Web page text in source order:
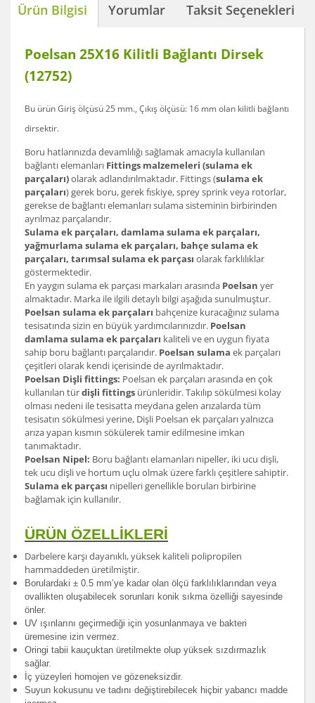
Ürün Bilgisi Yorumlar Taksit Seçenekleri
Poelsan 25X16 Kilitli Bağlantı Dirsek
(12752)
Bu ürün Giriş ölçüsü 25 mm., Çıkış ölçüsü: 16 mm olan kilitli bağlantı
dirsektir.
Boru hatlarınızda devamlılığı sağlamak amacıyla kullanılan
bağlantı elemanları Fittings malzemeleri (sulama ek
parçaları)olarak adlandırılmaktadır. Fittings (sulama ek
parçaları) gerek boru, gerek fıskiye, sprey sprink veya rotorlar,
gerekse de bağlantı elemanları sulama sisteminin birbirinden
ayrılmaz parçalarıdır.
Sulama ek parçaları, damlama sulama ek parçaları,
yağmurlama sulama ek parçaları, bahçe sulama ek
parçaları, tarımsal sulama ek parçası olarak farklılıklar
göstermektedir.
En yaygın sulama ek parçası markaları arasında Poelsan yer
almaktadır. Marka ile ilgili detaylı bilgi aşağıda sunulmuştur.
Poelsan sulama ek parçaları bahçenize kuracağınız sulama
tesisatında sizin en büyük yardımcılarınızdır. Poelsan
damlama sulama ek parçaları kaliteli ve en uygun fiyata
sahip boru bağlantı parçalarıdır. Poelsan sulama ek parçaları
çeşitleri olarak kendi içerisinde de ayrılmaktadır.
Poelsan Dişli fittings: Poelsan ek parçaları arasında en çok
kullanılan türdişli fittings ürünleridir. Takılıp sökülmesi kolay
olması nedeni ile tesisatta meydana gelen arızalarda tüm
tesisatın sökülmesi yerine, Dişli Poelsan ek parçaları yalnızca
arıza yapan kısmın sökülerek tamir edilmesine imkan
tanımaktadır.
Poelsan Nipel: Boru bağlantı elamanları nipeller, iki ucu dişli,
tek ucu dişli ve hortum uçlu olmak üzere farklı çeşitlere sahiptir.
Sulama ek parçası nipelleri genellikle boruları birbirine
bağlamak için kullanılır.
ÜRÜN ÖZELLİKLERİ
Darbelere karşı dayanıklı, yüksek kaliteli polipropilen
hammaddeden üretilmiştir.
Borulardaki ± 0.5 mm’ye kadar olan ölçü farklılıklarından veya
ovallikten oluşabilecek sorunları konik sıkma özelliği sayesinde
önler.
UV ışınlarını geçirmediği için yosunlanmaya ve bakteri
üremesine izin vermez.
Oringi tabii kauçuktan üretilmekte olup yüksek sızdırmazlık
sağlar.
İç yüzeyleri homojen ve gözeneksizdir.
Suyun kokusunu ve tadını değiştirebilecek hiçbir yabancı madde